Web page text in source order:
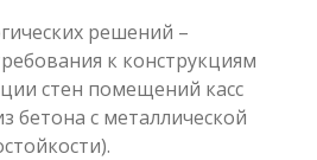
решений –
к конструкциям
стен помещений касс
бетона с металлической